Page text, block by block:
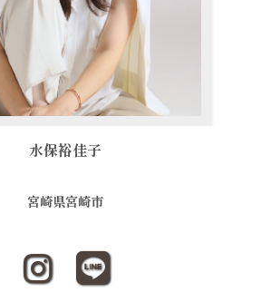
水保裕佳子
宮崎県宮崎市